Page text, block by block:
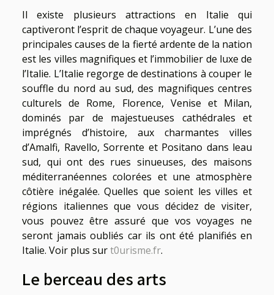
Il existe plusieurs attractions en Italie qui
captiveront l’esprit de chaque voyageur. L’une des
principales causes de la fierté ardente de la nation
est les villes magnifiques et l’immobilier de luxe de
l’Italie. L’Italie regorge de destinations à couper le
souffle du nord au sud, des magnifiques centres
culturels de Rome, Florence, Venise et Milan,
dominés par de majestueuses cathédrales et
imprégnés d’histoire, aux charmantes villes
d’Amalfi, Ravello, Sorrente et Positano dans leau
sud, qui ont des rues sinueuses, des maisons
méditerranéennes colorées et une atmosphère
côtière inégalée. Quelles que soient les villes et
régions italiennes que vous décidez de visiter,
vous pouvez être assuré que vos voyages ne
seront jamais oubliés car ils ont été planifiés en
Italie. Voir plus surt0urisme.fr.
Le berceau des arts